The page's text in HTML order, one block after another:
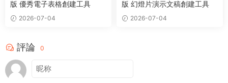
版 優秀電子表格創建工具
2026-07-04
版 幻燈片演示文稿創建工具
2026-07-04
評論 0